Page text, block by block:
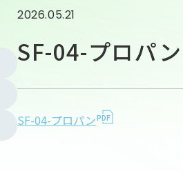
2026.05.21
SF-04-プロパン
SF-04-プロパン